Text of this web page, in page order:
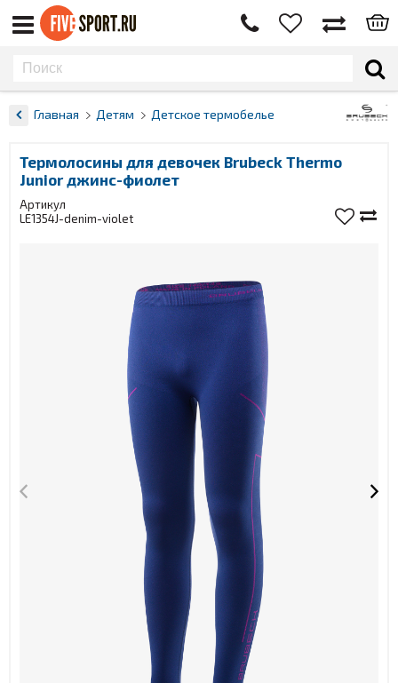
Главная Детям Детское термобелье
Термолосины для девочек Brubeck Thermo
Junior джинс-фиолет
Артикул
LE1354J-denim-violet